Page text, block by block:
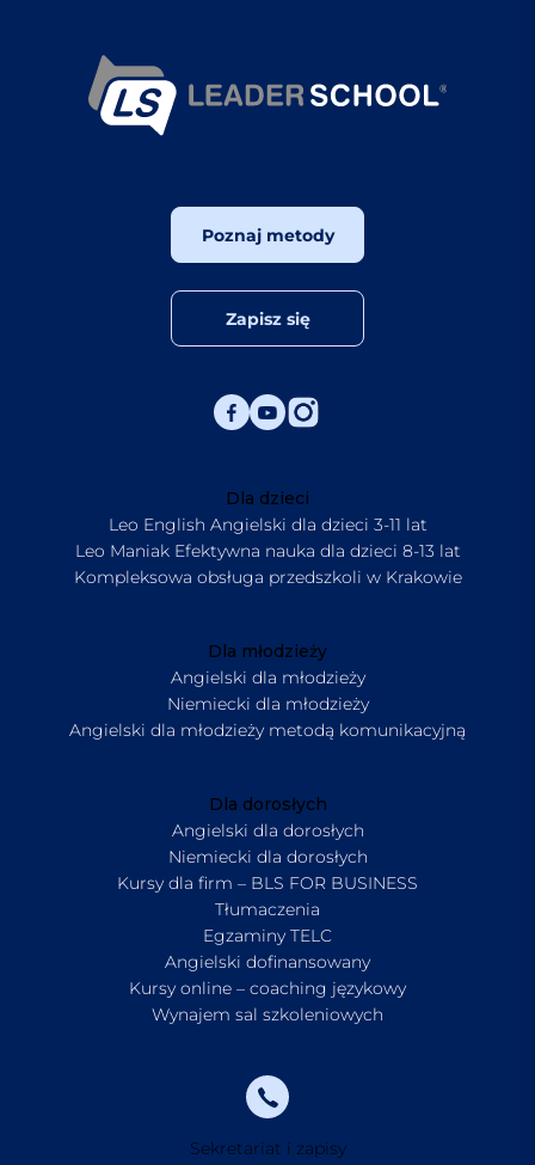
Poznaj metody
Zapisz się
Dla dzieci
Leo English Angielski dla dzieci 3-11 lat
Leo Maniak Efektywna nauka dla dzieci 8-13 lat
Kompleksowa obsługa przedszkoli w Krakowie
Dla młodzieży
Angielski dla młodzieży
Niemiecki dla młodzieży
Angielski dla młodzieży metodą komunikacyjną
Dla dorosłych
Angielski dla dorosłych
Niemiecki dla dorosłych
Kursy dla firm – BLS FOR BUSINESS
Tłumaczenia
Egzaminy TELC
Angielski dofinansowany
Kursy online – coaching językowy
Wynajem sal szkoleniowych
Sekretariat i zapisy